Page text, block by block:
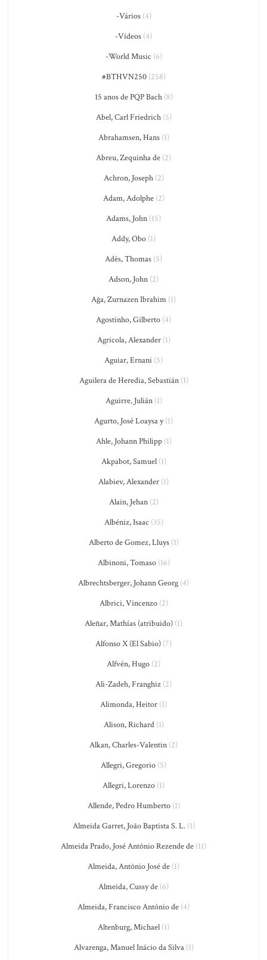
-Vários(4)
-Vídeos (4)
-World Music (6)
#BTHVN250(258)
15 anos de PQP Bach(8)
Abel, Carl Friedrich(5)
Abrahamsen, Hans(1)
Abreu, Zequinha de (2)
Achron, Joseph(2)
Adam, Adolphe(2)
Adams, John (15)
Addy, Obo (1)
Adès, Thomas (5)
Adson, John (2)
Ağa, Zurnazen Ibrahim (1)
Agostinho, Gilberto (4)
Agricola, Alexander(1)
Aguiar, Ernani (5)
Aguilera de Heredia, Sebastián(1)
Aguirre, Julián(1)
Agurto, José Loaysa y(1)
Ahle, Johann Philipp(1)
Akpabot, Samuel(1)
Alabiev, Alexander (1)
Alain, Jehan(2)
Albéniz, Isaac (35)
Alberto de Gomez, Lluys(1)
Albinoni, Tomaso(16)
Albrechtsberger, Johann Georg (4)
Albrici, Vincenzo(2)
Aleñar, Mathías (atribuido) (1)
Alfonso X (El Sabio) (7)
Alfvén, Hugo (2)
Ali-Zadeh, Franghiz (2)
Alimonda, Heitor (1)
Alison, Richard(1)
Alkan, Charles-Valentin (2)
Allegri, Gregorio (5)
Allegri, Lorenzo (1)
Allende, Pedro Humberto(1)
Almeida Garret, João Baptista S. L.(1)
Almeida Prado, José Antônio Rezende de (11)
Almeida, Antônio José de (1)
Almeida, Cussy de (6)
Almeida, Francisco António de (4)
Altenburg, Michael (1)
Alvarenga, Manuel Inácio da Silva(1)